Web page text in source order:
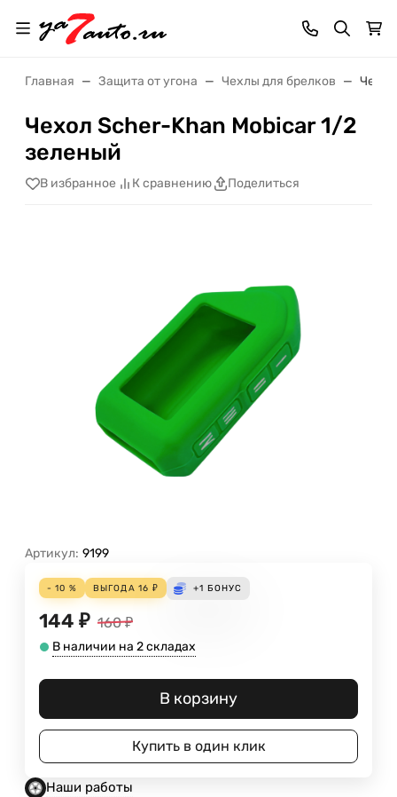
Главная Защита от угона Чехлы для брелков
Чехол Scher-Khan Mobicar 1/2
зеленый
В избранное К сравнению Поделиться
Артикул: 9199
- 10 % ВЫГОДА 16 ₽ +1 БОНУС
144 ₽ 160 ₽
В наличии на 2 складах
В корзину
Купить в один клик
Наши работы